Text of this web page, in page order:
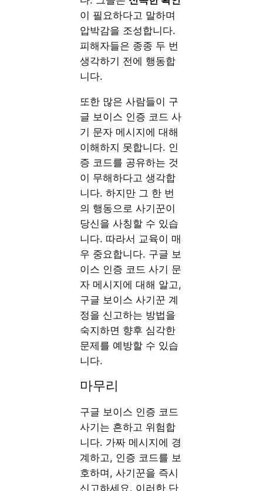
이 필요하다고 말하며
압박감을 조성합니다.
피해자들은 종종 두 번
생각하기 전에 행동합
니다.
또한 많은 사람들이 구
글 보이스 인증 코드 사
기 문자 메시지에 대해
이해하지 못합니다. 인
증 코드를 공유하는 것
이 무해하다고 생각합
니다. 하지만 그 한 번
의 행동으로 사기꾼이
당신을 사칭할 수 있습
니다. 따라서 교육이 매
우 중요합니다. 구글 보
이스 인증 코드 사기 문
자 메시지에 대해 알고,
구글 보이스 사기꾼 계
정을 신고하는 방법을
숙지하면 향후 심각한
문제를 예방할 수 있습
니다.
마무리
구글 보이스 인증 코드
사기는 흔하고 위험합
니다. 가짜 메시지에 경
계하고, 인증 코드를 보
호하며, 사기꾼을 즉시
신고하세요. 이러한 단